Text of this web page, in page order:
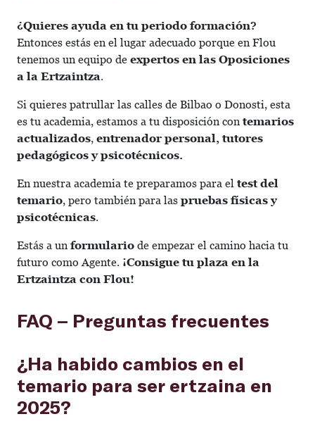
¿Quieres ayuda en tu periodo formación?
Entonces estás en el lugar adecuado porque en Flou
tenemos un equipo de expertos en las Oposiciones
a la Ertzaintza.
Si quieres patrullar las calles de Bilbao o Donosti, esta
es tu academia, estamos a tu disposición con temarios
actualizados, entrenador personal, tutores
pedagógicos y psicotécnicos.
En nuestra academia te preparamos para el test del
temario, pero también para las pruebas físicas y
psicotécnicas.
Estás a un formulario de empezar el camino hacia tu
futuro como Agente. ¡Consigue tu plaza en la
Ertzaintza con Flou!
FAQ – Preguntas frecuentes
¿Ha habido cambios en el
temario para ser ertzaina en
2025?